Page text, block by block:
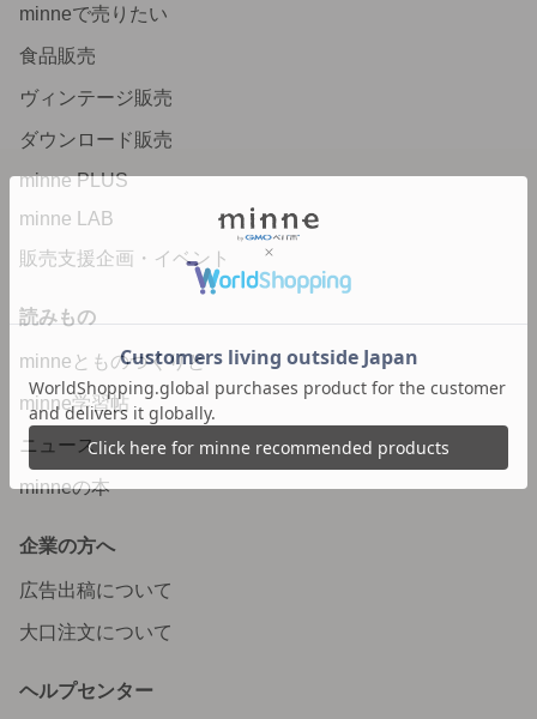
minneで売りたい
食品販売
ヴィンテージ販売
ダウンロード販売
minne PLUS
minne LAB
販売支援企画・イベント
読みもの
minneとものづくりと
minne学習帖
ニュース
minneの本
企業の方へ
広告出稿について
大口注文について
ヘルプセンター